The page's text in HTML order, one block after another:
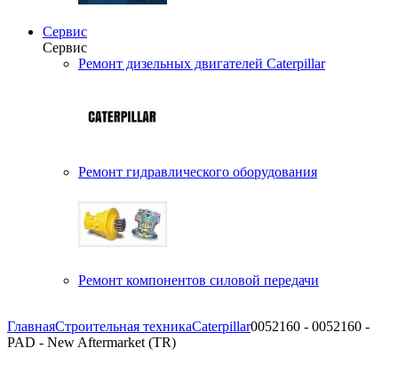
Сервис
Сервис
Ремонт дизельных двигателей Caterpillar
Ремонт гидравлического оборудования
Ремонт компонентов силовой передачи
ГлавнаяСтроительная техникаCaterpillar0052160 - 0052160 -
PAD - New Aftermarket (TR)